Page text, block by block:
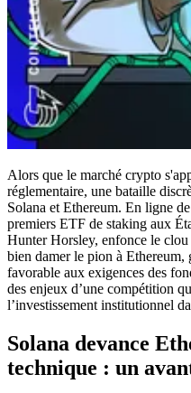
Alors que le marché crypto
réglementaire, une bataille
Solana et Ethereum. En ligne
premiers ETF de staking aux
Hunter Horsley, enfonce le
bien damer le pion à Ethereum,
favorable aux exigences des
des enjeux d’une compétition
l’investissement institutionnel
Solana devance
technique : un